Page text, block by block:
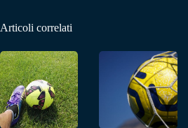
Articoli correlati